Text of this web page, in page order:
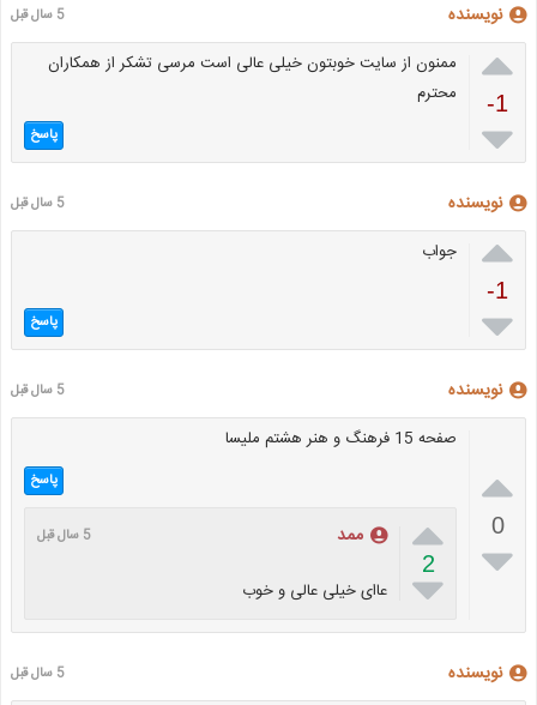
نویسنده 5 سال قبل

-1

ممنون از سایت خوبتون خیلی عالی است مرسی تشکر از همکاران
محترم
پاسخ
نویسنده 5 سال قبل

-1

جواب
پاسخ
نویسنده 5 سال قبل

0

صفحه 15 فرهنگ و هنر هشتم ملیسا
پاسخ

2

ممد 5 سال قبل
عاای خیلی عالی و خوب
نویسنده 5 سال قبل